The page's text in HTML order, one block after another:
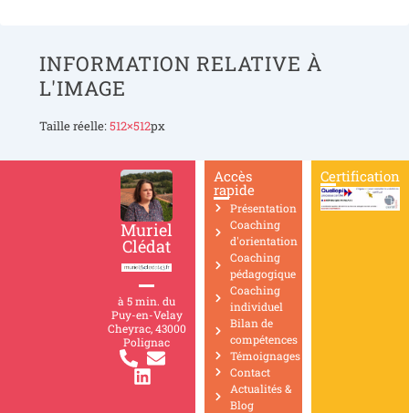
INFORMATION RELATIVE À
L'IMAGE
Taille réelle:512×512px
Muriel
Clédat
à 5 min. du
Puy-en-Velay
Cheyrac, 43000
Polignac
Accès
rapide
Présentation
Coaching
d'orientation
Coaching
pédagogique
Coaching
individuel
Bilan de
compétences
Témoignages
Contact
Actualités &
Blog
Certification